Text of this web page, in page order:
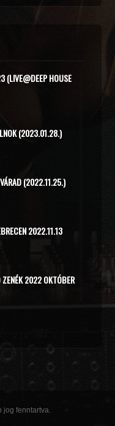
(LIVE@DEEP HOUSE
(2023.01.28.)
(2022.11.25.)
2022.11.13
2022 OKTÓBER
jog fenntartva.